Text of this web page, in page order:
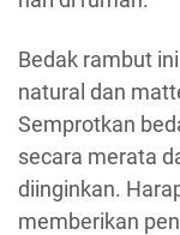
Bedak rambut
natural dan
Semprotkan
secara merata
diinginkan.
memberikan